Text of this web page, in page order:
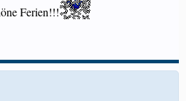
Ferien!!!